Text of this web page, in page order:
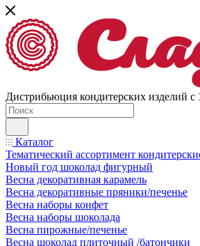
Дистрибьюция кондитерских изделий с
Каталог
Тематический ассортимент
Новый год шоколад фигурный
Весна декоративная карамель
Весна декоративные пряники/печенье
Весна наборы конфет
Весна наборы шоколада
Весна пирожные/печенье
Весна шоколад плиточный /батончики